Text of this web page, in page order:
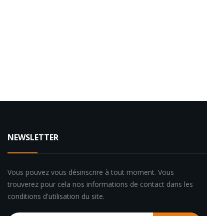
NEWSLETTER
Vous pouvez vous désinscrire à tout moment. Vous
trouverez pour cela nos informations de contact dans les
conditions d'utilisation du site.